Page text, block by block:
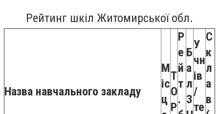
Рейтинг шкіл Житомирської обл.
Назва навчального закладу
М
іс
ц
T
O
P
Р
е
й
т
.
Б
а
л
З
У
чн
ів
/
те
С
к
л
а
в